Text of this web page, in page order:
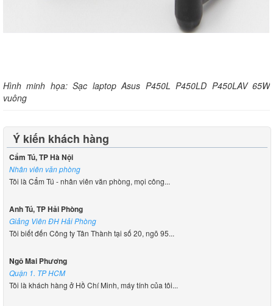
Hình minh họa: Sạc laptop Asus P450L P450LD P450LAV 65W
vuông
Ý kiến khách hàng
Cẩm Tú, TP Hà Nội
Nhân viên văn phòng
Tôi là Cẩm Tú - nhân viên văn phòng, mọi công...
Anh Tú, TP Hải Phòng
Giảng Viên ĐH Hải Phòng
Tôi biết đến Công ty Tân Thành tại số 20, ngõ 95...
Ngô Mai Phương
Quận 1. TP HCM
Tôi là khách hàng ở Hồ Chí Minh, máy tính của tôi...